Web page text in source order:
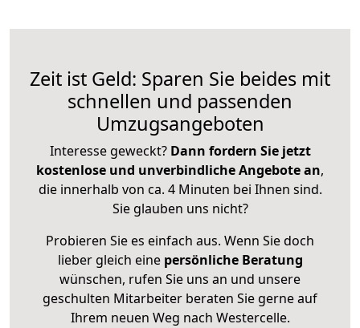
Zeit ist Geld: Sparen Sie beides mit
schnellen und passenden
Umzugsangeboten
Interesse geweckt? Dann fordern Sie jetzt
kostenlose und unverbindliche Angebote an,
die innerhalb von ca. 4 Minuten bei Ihnen sind.
Sie glauben uns nicht?
Probieren Sie es einfach aus. Wenn Sie doch
lieber gleich eine persönliche Beratung
wünschen, rufen Sie uns an und unsere
geschulten Mitarbeiter beraten Sie gerne auf
Ihrem neuen Weg nach Westercelle.